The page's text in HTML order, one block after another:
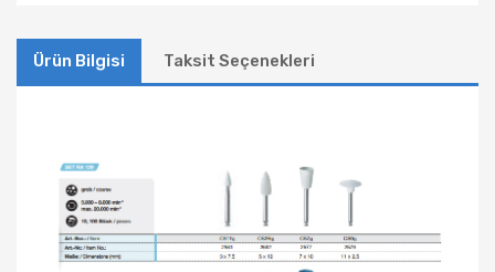
Ürün Bilgisi Taksit Seçenekleri